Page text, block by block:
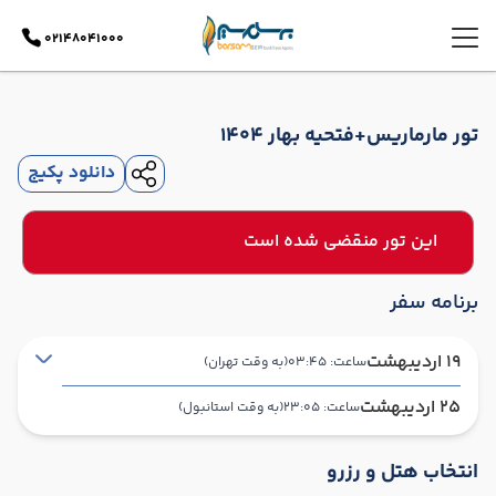
02148041000
تور مارماریس+فتحیه بهار 1404
دانلود پکیج
این تور منقضی شده است
برنامه سفر
19 اردیبهشت ساعت: 03:45 (به وقت تهران)
25 اردیبهشت ساعت: 23:05 (به وقت استانبول)
تهران ,
فرودگاه بین‌المللی امام خمینی IKAانتخاب هتل و رزرو